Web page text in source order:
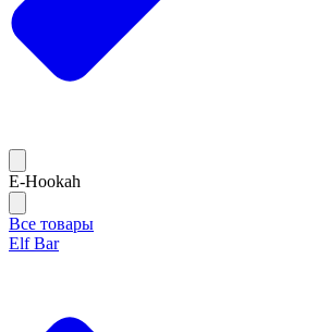
E-Hookah
Все товары
Elf Bar